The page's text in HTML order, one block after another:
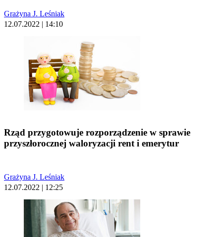
Grażyna J. Leśniak
12.07.2022 | 14:10
Rząd przygotowuje rozporządzenie w sprawie
przyszłorocznej waloryzacji rent i emerytur
Grażyna J. Leśniak
12.07.2022 | 12:25